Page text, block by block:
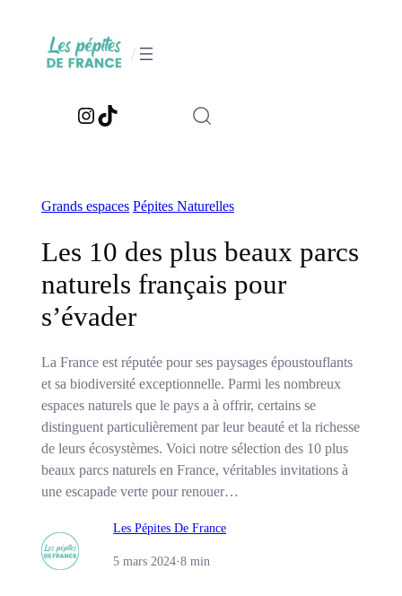
contenu
/
Instagram
TikTok
Grands espaces Pépites Naturelles
Les 10 des plus beaux parcs
naturels français pour
s’évader
La France est réputée pour ses paysages époustouflants
et sa biodiversité exceptionnelle. Parmi les nombreux
espaces naturels que le pays a à offrir, certains se
distinguent particulièrement par leur beauté et la richesse
de leurs écosystèmes. Voici notre sélection des 10 plus
beaux parcs naturels en France, véritables invitations à
une escapade verte pour renouer…
Les Pépites De France
5 mars 2024·8 min